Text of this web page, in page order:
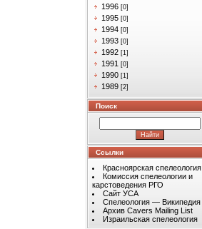
1996 [0]
1995 [0]
1994 [0]
1993 [0]
1992 [1]
1991 [0]
1990 [1]
1989 [2]
Поиск
Ссылки
Красноярская спелеология
Комиссия спелеологии и
карстоведения РГО
Сайт УСА
Спелеология — Википедия
Архив Cavers Mailing List
Израильская спелеология